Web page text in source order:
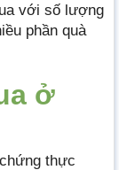
với số lượng
phần quà
ở
thực